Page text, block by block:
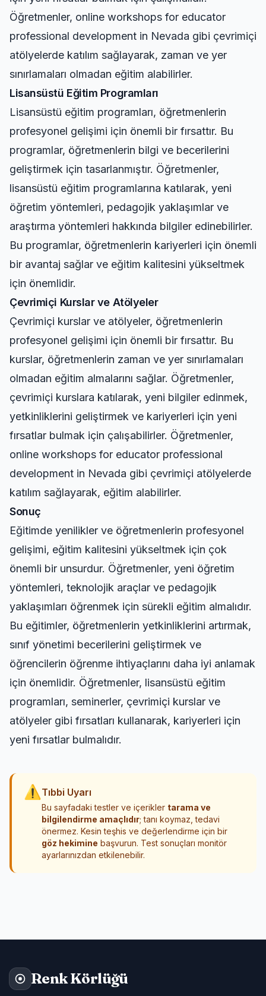
Öğretmenler, online workshops for educator
professional development in Nevada gibi çevrimiçi
atölyelerde katılım sağlayarak, zaman ve yer
sınırlamaları olmadan eğitim alabilirler.
Lisansüstü Eğitim Programları
Lisansüstü eğitim programları, öğretmenlerin
profesyonel gelişimi için önemli bir fırsattır. Bu
programlar, öğretmenlerin bilgi ve becerilerini
geliştirmek için tasarlanmıştır. Öğretmenler,
lisansüstü eğitim programlarına katılarak, yeni
öğretim yöntemleri, pedagojik yaklaşımlar ve
araştırma yöntemleri hakkında bilgiler edinebilirler.
Bu programlar, öğretmenlerin kariyerleri için önemli
bir avantaj sağlar ve eğitim kalitesini yükseltmek
için önemlidir.
Çevrimiçi Kurslar ve Atölyeler
Çevrimiçi kurslar ve atölyeler, öğretmenlerin
profesyonel gelişimi için önemli bir fırsattır. Bu
kurslar, öğretmenlerin zaman ve yer sınırlamaları
olmadan eğitim almalarını sağlar. Öğretmenler,
çevrimiçi kurslara katılarak, yeni bilgiler edinmek,
yetkinliklerini geliştirmek ve kariyerleri için yeni
fırsatlar bulmak için çalışabilirler. Öğretmenler,
online workshops for educator professional
development in Nevada gibi çevrimiçi atölyelerde
katılım sağlayarak, eğitim alabilirler.
Sonuç
Eğitimde yenilikler ve öğretmenlerin profesyonel
gelişimi, eğitim kalitesini yükseltmek için çok
önemli bir unsurdur. Öğretmenler, yeni öğretim
yöntemleri, teknolojik araçlar ve pedagojik
yaklaşımları öğrenmek için sürekli eğitim almalıdır.
Bu eğitimler, öğretmenlerin yetkinliklerini artırmak,
sınıf yönetimi becerilerini geliştirmek ve
öğrencilerin öğrenme ihtiyaçlarını daha iyi anlamak
için önemlidir. Öğretmenler, lisansüstü eğitim
programları, seminerler, çevrimiçi kurslar ve
atölyeler gibi fırsatları kullanarak, kariyerleri için
yeni fırsatlar bulmalıdır.
⚠ Tıbbi Uyarı
Bu sayfadaki testler ve içerikler tarama ve
bilgilendirme amaçlıdır; tanı koymaz, tedavi
önermez. Kesin teşhis ve değerlendirme için bir
göz hekimine başvurun. Test sonuçları monitör
ayarlarınızdan etkilenebilir.
Renk Körlüğü